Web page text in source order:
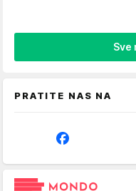
Sve
PRATITE NAS NA